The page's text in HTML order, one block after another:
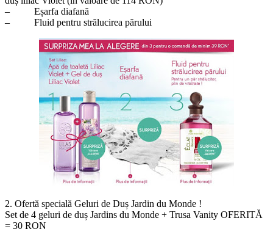
– Eșarfa diafană
– Fluid pentru strălucirea părului
2. Ofertă specială Geluri de Duș Jardin du Monde !
Set de 4 geluri de duș Jardins du Monde + Trusa Vanity OFERITĂ
= 30 RON